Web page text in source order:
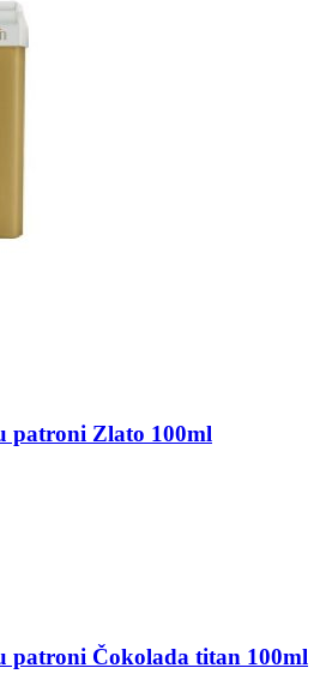
patroni Zlato 100ml
patroni Čokolada titan 100ml